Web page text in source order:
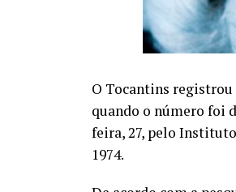
O Tocantins registrou
quando o número foi
feira, 27, pelo
1974.